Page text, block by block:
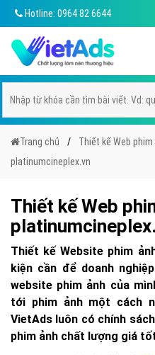
Hotline: 0964 82 6644
Trang chủ Thiết kế Web phim
platinumcineplex.vn
Thiết kế Web
Thiết kế Website phim
kiện cần để doanh
website phim ảnh của
tới phim ảnh một cách
VietAds luôn có chính
phim ảnh chất lượng giá